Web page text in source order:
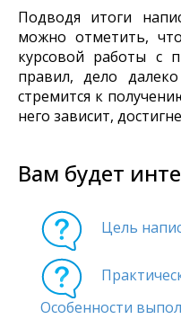
Подводя итоги
можно отметить,
курсовой работы с
правил, дело
стремится к
него зависит,
Вам будет
Цель
Особенности